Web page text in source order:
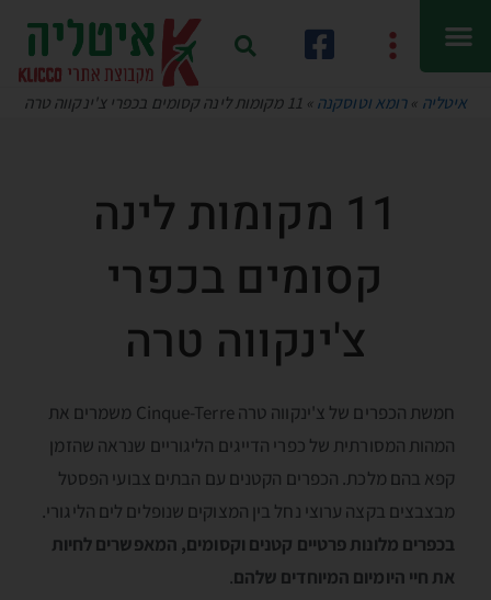
איטליה »רומא וטוסקנה » 11 מקומות לינה קסומים בכפרי צ'ינקווה טרה
11 מקומות לינה
קסומים בכפרי
צ'ינקווה טרה
חמשת הכפרים של צ'ינקווה טרה Cinque-Terre משמרים את
המהות המסורתית של כפרי הדייגים הליגוריים שנראה שהזמן
קפא בהם מלכת. הכפרים הקטנים עם הבתים צבועי הפסטל
מבצבצים בקצה ערוצי נחל בין המצוקים שנופלים לים הליגורי.
בכפרים מלונות פרטיים קטנים וקסומים, המאפשרים לחיות
את חיי היומיום המיוחדים שלהם.